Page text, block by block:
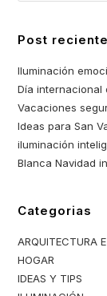
Post
Iluminación
Día internacional
Vacaciones
Ideas para San
iluminación
Blanca Navidad
Categorias
ARQUITECTURA
HOGAR
IDEAS Y TIPS